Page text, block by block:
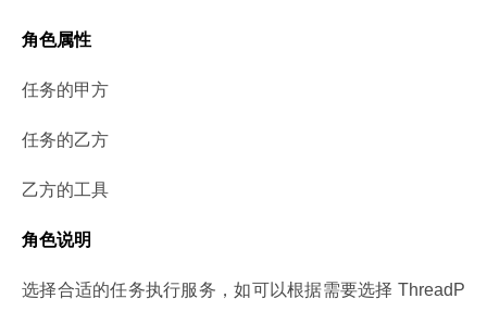
角色属性
任务的甲方
任务的乙方
乙方的工具
角色说明
选择合适的任务执行服务，如可以根据需要选择 ThreadP